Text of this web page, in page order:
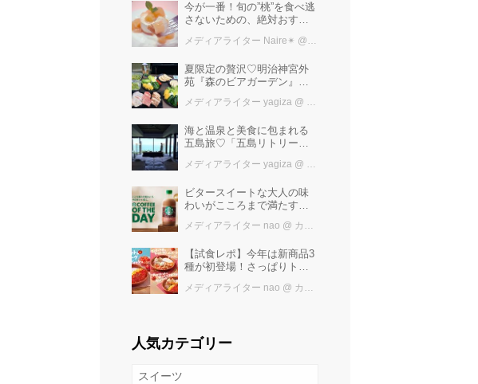
今が一番！旬の”桃”を食べ逃
さないための、絶対おすす
メディアライター Naire✴︎ @ カワコレメディア編集部
夏限定の贅沢♡明治神宮外
苑『森のビアガーデン』で
め」を堪能しよう
メディアライター yagiza @ カワコレメディア編集部
海と温泉と美食に包まれる
五島旅♡「五島リトリート
極上ご褒美ステイ
メディアライター yagiza @ カワコレメディア編集部
ビタースイートな大人の味
わいがこころまで満たす
COFFEE OF THE DAY カフ
メディアライター nao @ カワコレメディア編集部
【試食レポ】今年は新商品3
種が初登場！さっぱりトマ
びっくりドンキーの「トマ
メディアライター nao @ カワコレメディア編集部
人気カテゴリー
スイーツ